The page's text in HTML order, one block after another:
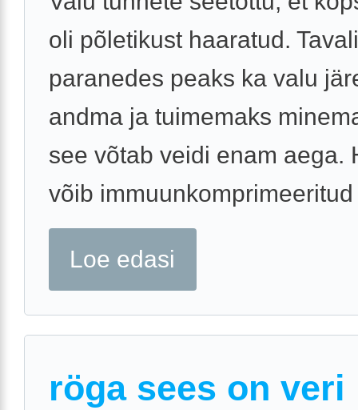
oli põletikust haaratud.
paranedes peaks ka valu
andma ja tuimemaks
see võtab veidi enam aega.
võib immuunkomprimeeritud
Loe edasi
röga sees on veri